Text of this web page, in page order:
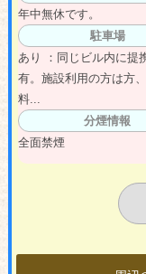
年中無休です。
駐車場
あり ：同じビル内に提
有。施設利用の方は方
料...
分煙情報
全面禁煙